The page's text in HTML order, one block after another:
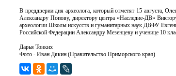
В преддверии дня археолога, который отметят 15 августа,
Александру Попову, директору центра «Наследие-ДВ»
археологии Школы искусств и гуманитарных наук ДВФУ
Российской Федерации Александру Мезенцеву и ученице 10
Дарья Тонких
Фото - Иван Дякин (Правительство Приморского края)